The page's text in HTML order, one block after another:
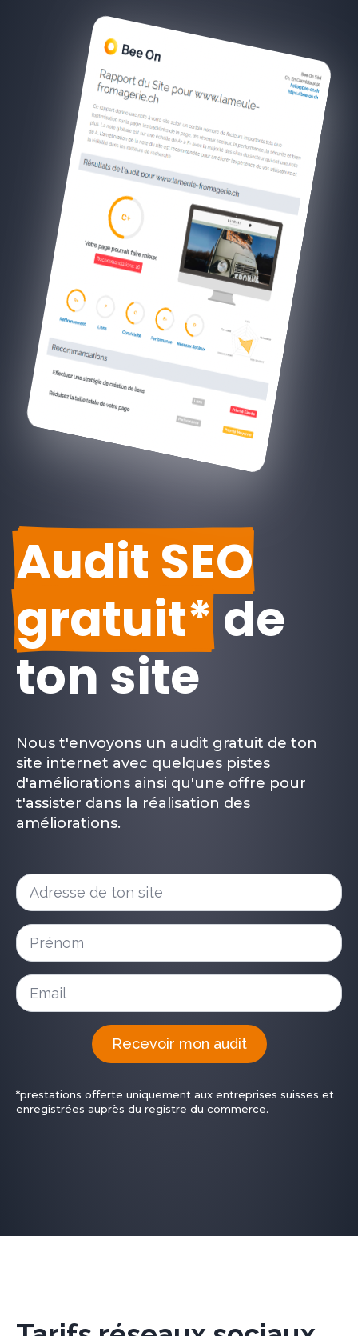
Audit SEO
gratuit* de
ton site
Nous t'envoyons un audit gratuit de ton
site internet avec quelques pistes
d'améliorations ainsi qu'une offre pour
t'assister dans la réalisation des
améliorations.
Adresse
de
ton
site
*
Non
&
prénom
Email
Recevoir mon audit
*prestations offerte uniquement aux entreprises suisses et
enregistrées auprès du registre du commerce.